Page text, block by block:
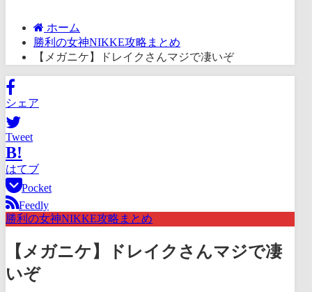
ホーム
勝利の女神NIKKE攻略まとめ
【メガニケ】ドレイクさんマジで凄いぞ
シェア
Tweet
B!
はてブ
Pocket
Feedly
勝利の女神NIKKE攻略まとめ
【メガニケ】ドレイクさんマジで凄
いぞ